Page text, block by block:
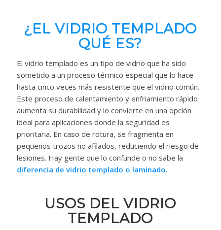
¿EL VIDRIO TEMPLADO
QUÉ ES?
El vidrio templado es un tipo de vidrio que ha sido
sometido a un proceso térmico especial que lo hace
hasta cinco veces más resistente que el vidrio común.
Este proceso de calentamiento y enfriamiento rápido
aumenta su durabilidad y lo convierte en una opción
ideal para aplicaciones donde la seguridad es
prioritaria. En caso de rotura, se fragmenta en
pequeños trozos no afilados, reduciendo el riesgo de
lesiones. Hay gente que lo confunde o no sabe la
diferencia de vidrio templado o laminado.
USOS DEL VIDRIO
TEMPLADO